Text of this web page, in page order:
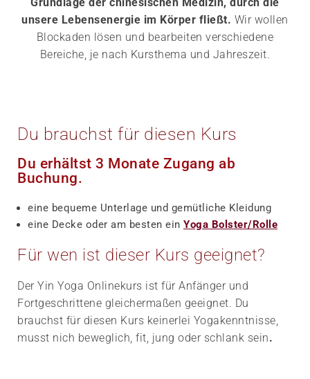
Grundlage der chinesischen Medizin, durch die
unsere Lebensenergie im Körper fließt. Wir wollen
Blockaden lösen und bearbeiten verschiedene
Bereiche, je nach Kursthema und Jahreszeit.
Du brauchst für diesen Kurs
Du erhältst 3 Monate Zugang ab
Buchung.
eine bequeme Unterlage und gemütliche Kleidung
eine Decke oder am besten ein Yoga Bolster/Rolle
Für wen ist dieser Kurs geeignet?
Der Yin Yoga Onlinekurs ist für Anfänger und
Fortgeschrittene gleichermaßen geeignet. Du
brauchst für diesen Kurs keinerlei Yogakenntnisse,
musst nich beweglich, fit, jung oder schlank sein.